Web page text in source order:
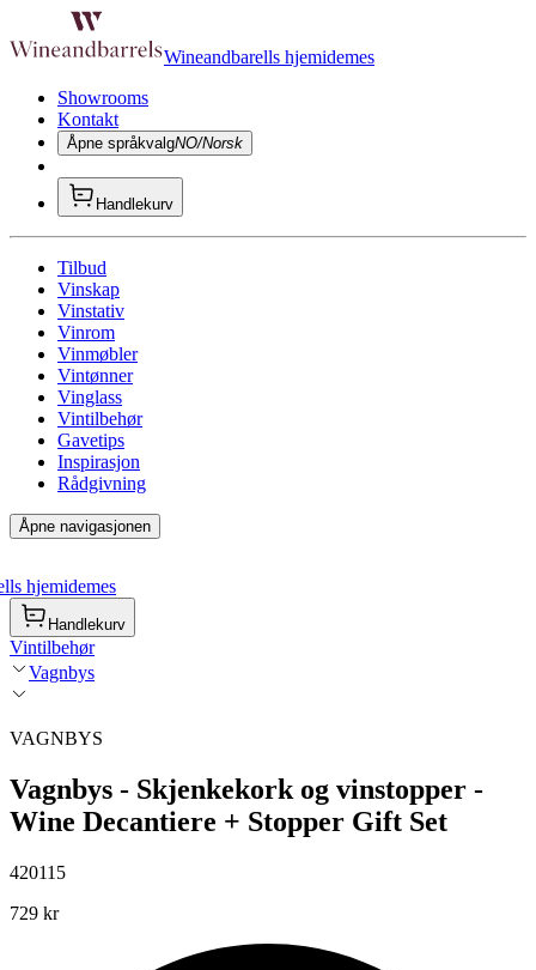
Wineandbarells hjemidemes
Showrooms
Kontakt
Åpne språkvalgNO/Norsk
Handlekurv
Tilbud
Vinskap
Vinstativ
Vinrom
Vinmøbler
Vintønner
Vinglass
Vintilbehør
Gavetips
Inspirasjon
Rådgivning
Åpne navigasjonen
hjemidemes
Handlekurv
Vintilbehør
Vagnbys
VAGNBYS
Vagnbys - Skjenkekork og vinstopper -
Wine Decantiere + Stopper Gift Set
420115
729 kr